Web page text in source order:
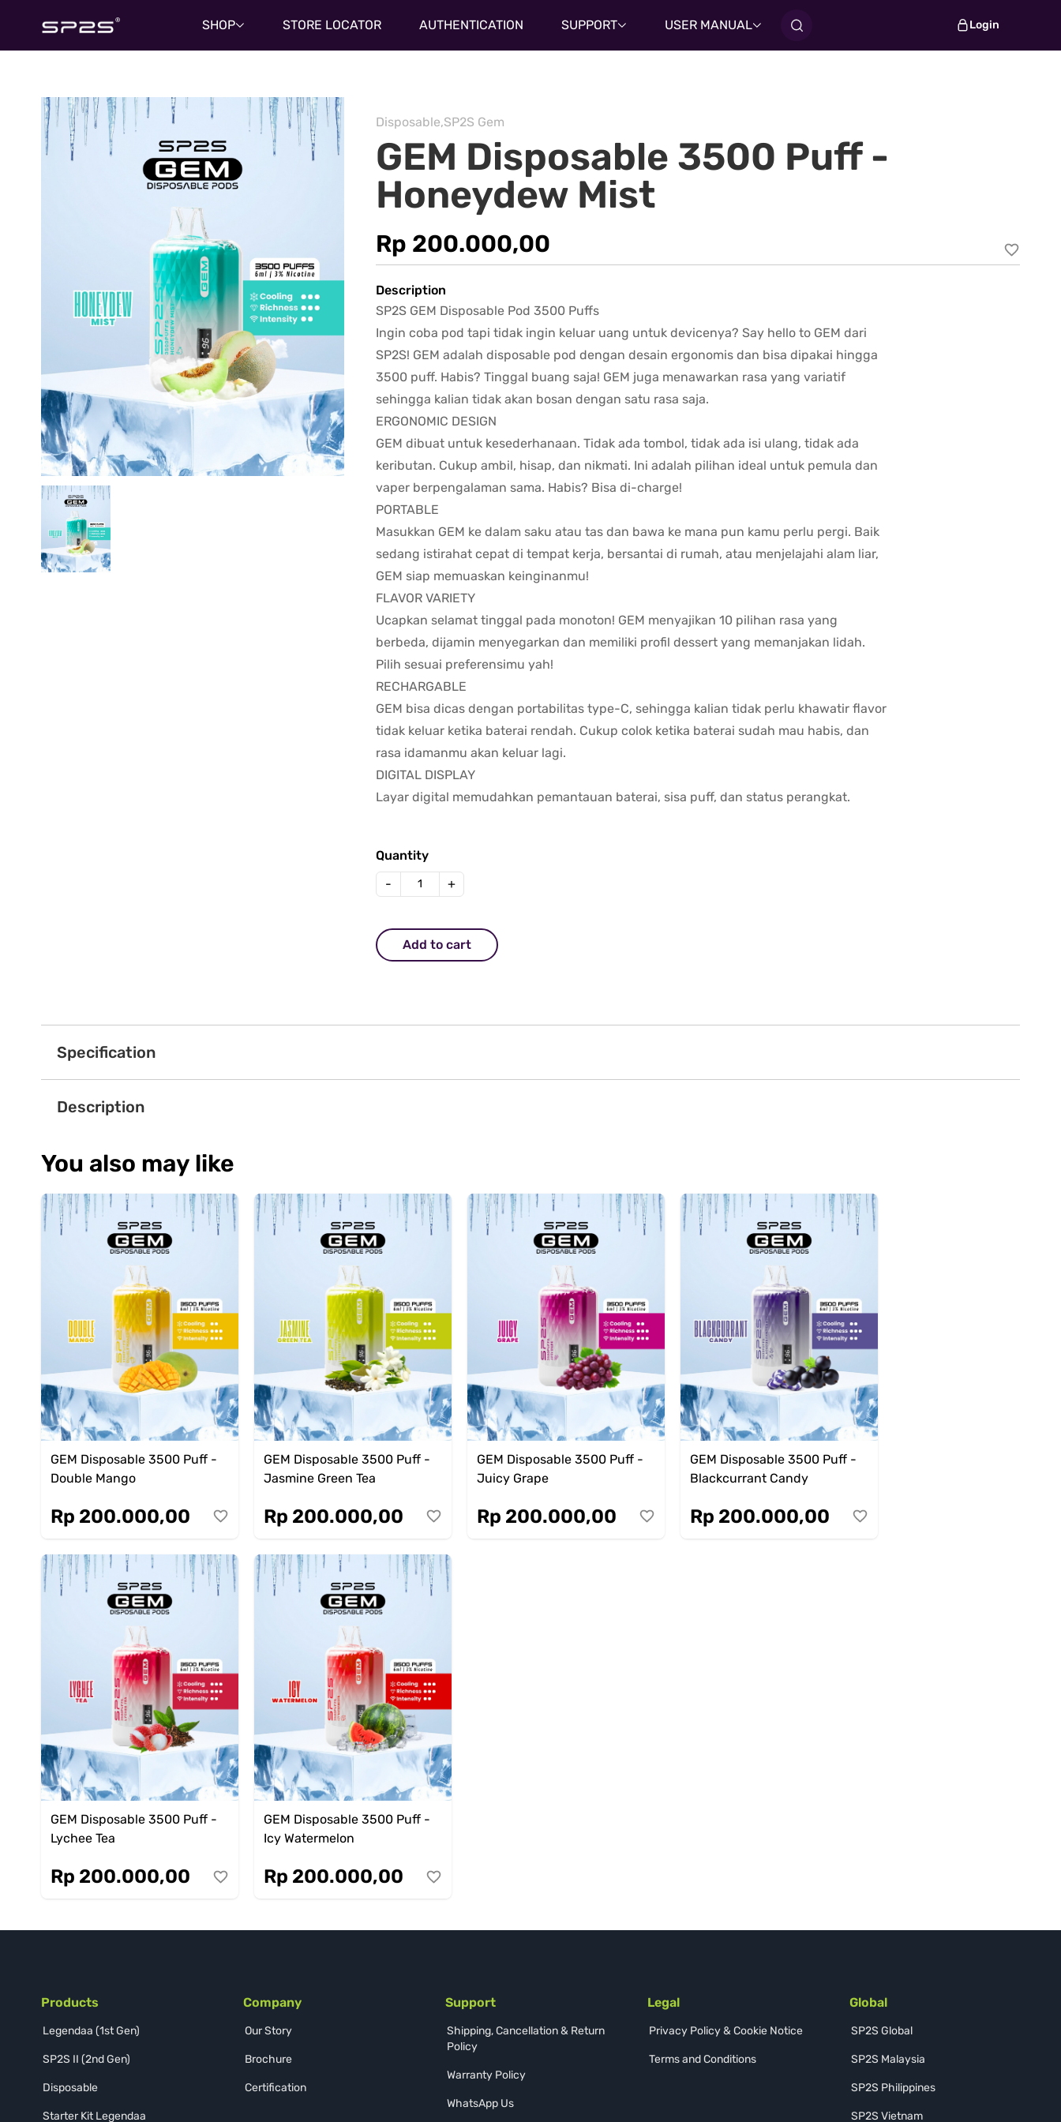
SHOP STORE LOCATOR AUTHENTICATION SUPPORT USER MANUAL Login
Disposable,SP2S Gem
GEM Disposable 3500 Puff -
Honeydew Mist
Rp 200.000,00
Description
SP2S GEM Disposable Pod 3500 Puffs
Ingin coba pod tapi tidak ingin keluar uang untuk devicenya? Say hello to GEM dari
SP2S! GEM adalah disposable pod dengan desain ergonomis dan bisa dipakai hingga
3500 puff. Habis? Tinggal buang saja! GEM juga menawarkan rasa yang variatif
sehingga kalian tidak akan bosan dengan satu rasa saja.
ERGONOMIC DESIGN
GEM dibuat untuk kesederhanaan. Tidak ada tombol, tidak ada isi ulang, tidak ada
keributan. Cukup ambil, hisap, dan nikmati. Ini adalah pilihan ideal untuk pemula dan
vaper berpengalaman sama. Habis? Bisa di-charge!
PORTABLE
Masukkan GEM ke dalam saku atau tas dan bawa ke mana pun kamu perlu pergi. Baik
sedang istirahat cepat di tempat kerja, bersantai di rumah, atau menjelajahi alam liar,
GEM siap memuaskan keinginanmu!
FLAVOR VARIETY
Ucapkan selamat tinggal pada monoton! GEM menyajikan 10 pilihan rasa yang
berbeda, dijamin menyegarkan dan memiliki profil dessert yang memanjakan lidah.
Pilih sesuai preferensimu yah!
RECHARGABLE
GEM bisa dicas dengan portabilitas type-C, sehingga kalian tidak perlu khawatir flavor
tidak keluar ketika baterai rendah. Cukup colok ketika baterai sudah mau habis, dan
rasa idamanmu akan keluar lagi.
DIGITAL DISPLAY
Layar digital memudahkan pemantauan baterai, sisa puff, dan status perangkat.
Quantity
-
+
Add to cart
Specification
Description
You also may like
GEM Disposable 3500 Puff -
Double Mango
Rp 200.000,00
GEM Disposable 3500 Puff -
Jasmine Green Tea
Rp 200.000,00
GEM Disposable 3500 Puff -
Juicy Grape
Rp 200.000,00
GEM Disposable 3500 Puff -
Blackcurrant Candy
Rp 200.000,00
GEM Disposable 3500 Puff -
Lychee Tea
Rp 200.000,00
GEM Disposable 3500 Puff -
Icy Watermelon
Rp 200.000,00
Products
Legendaa (1st Gen)
SP2S II (2nd Gen)
Disposable
Starter Kit Legendaa
Company
Our Story
Brochure
Certification
Support
Shipping, Cancellation & Return
Policy
Warranty Policy
WhatsApp Us
Legal
Privacy Policy & Cookie Notice
Terms and Conditions
Global
SP2S Global
SP2S Malaysia
SP2S Philippines
SP2S Vietnam